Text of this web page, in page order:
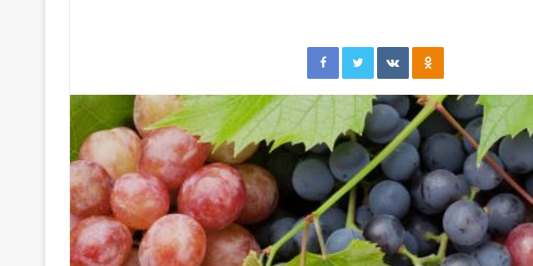
FacebookTwitterВконтактеОдноклассники